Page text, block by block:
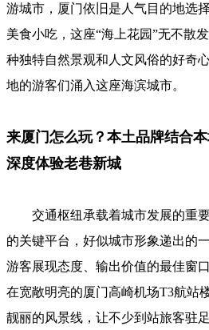
游城市，厦门依旧是人气目的地选
美食小吃，这座“海上花园”无不散
种独特自然景观和人文风俗的好奇
地的游客们涌入这座海滨城市。
来厦门怎么玩？本土品牌结合
深度体验老巷新城
交通枢纽承载着城市发展的重要
的关键平台，好似城市形象递出的
游客展现态度、输出价值的最佳窗
在宽敞明亮的厦门高崎机场T3航站
靓丽的风景线，让不少到站旅客驻